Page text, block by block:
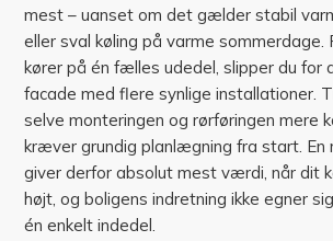
mest – uanset om det gælder stabil
eller sval køling på varme
kører på én fælles udedel, slipper du for
facade med flere synlige installationer.
selve monteringen og rørføringen mere
kræver grundig planlægning fra start. En
giver derfor absolut mest værdi, når dit
højt, og boligens indretning ikke egner
én enkelt indedel.